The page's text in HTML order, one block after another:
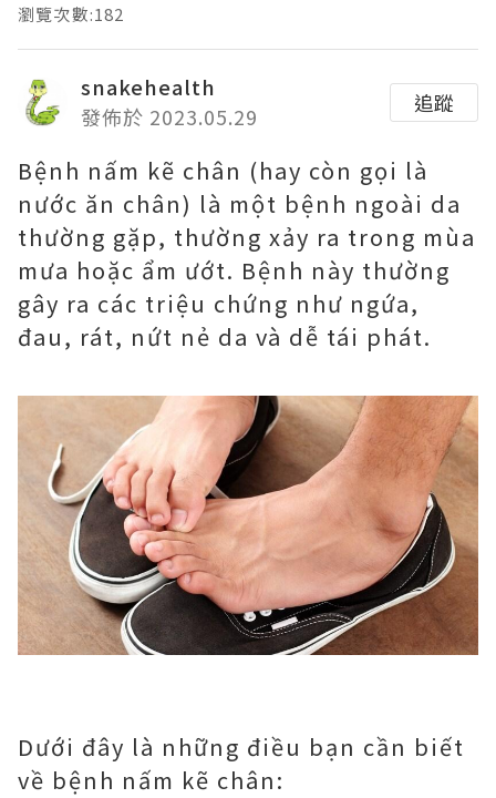
瀏覽次數:182
snakehealth
發佈於 2023.05.29
追蹤
Bệnh nấm kẽ chân (hay còn gọi là
nước ăn chân) là một bệnh ngoài da
thường gặp, thường xảy ra trong mùa
mưa hoặc ẩm ướt. Bệnh này thường
gây ra các triệu chứng như ngứa,
đau, rát, nứt nẻ da và dễ tái phát.
Dưới đây là những điều bạn cần biết
về bệnh nấm kẽ chân: